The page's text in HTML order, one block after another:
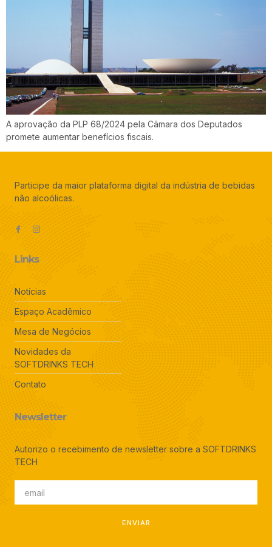
A aprovação da PLP 68/2024 pela Câmara dos Deputados
promete aumentar benefícios fiscais.
Participe da maior plataforma digital da indústria de bebidas
não alcoólicas.
Links
Notícias
Espaço Acadêmico
Mesa de Negócios
Novidades da
SOFTDRINKS TECH
Contato
Newsletter
Autorizo o recebimento de newsletter sobre a SOFTDRINKS
TECH
ENVIAR